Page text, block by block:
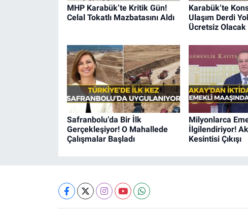
MHP Karabük’te Kritik Gün!
Celal Tokatlı Mazbatasını Aldı
Karabük’te
Ulaşım Derdi
Ücretsiz Olacak
Safranbolu’da Bir İlk
Gerçekleşiyor! O Mahallede
Çalışmalar Başladı
Milyonlarca
İlgilendiriyor!
Kesintisi Çıkışı